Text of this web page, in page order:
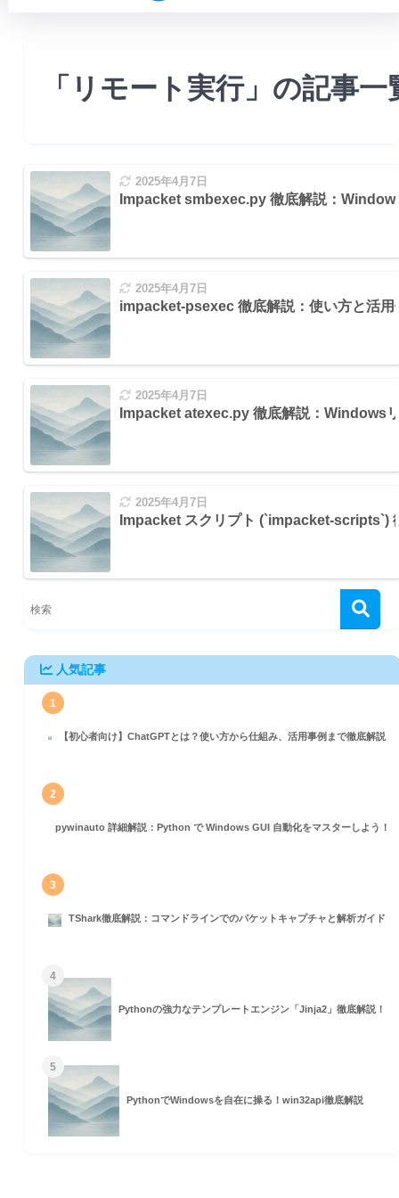
ルを起動
コマンドを実行
「リモート実行」の記事一
2025年4月7日
Impacket smbexec.py 徹底解説：
2025年4月7日
impacket-psexec 徹底解説：使い方と活用
2025年4月7日
Impacket atexec.py 徹底解説：Windows
2025年4月7日
Impacket スクリプト (`impacket-scripts`)
人気記事
1
【初心者向け】ChatGPTとは？使い方から仕組み、活用事例まで徹底解説
2
pywinauto 詳細解説：Python で Windows GUI 自動化をマスターしよう！
3
TShark徹底解説：コマンドラインでのパケットキャプチャと解析ガイド
4
Pythonの強力なテンプレートエンジン「Jinja2」徹底解説！
5
PythonでWindowsを自在に操る！win32api徹底解説